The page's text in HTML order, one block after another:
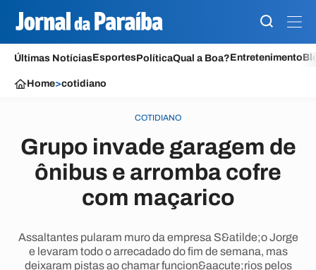
Últimas NotíciasEsportesPolíticaQual a Boa?Entretenimento
Home>cotidiano
COTIDIANO
Grupo invade garagem de
ônibus e arromba cofre
com maçarico
Assaltantes pularam muro da empresa S&atilde;o Jorge
e levaram todo o arrecadado do fim de semana, mas
deixaram pistas ao chamar funcion&aacute;rios pelos